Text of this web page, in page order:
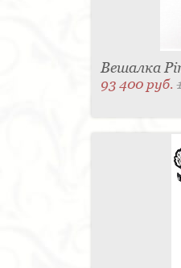
Вешалка
93 400 руб.